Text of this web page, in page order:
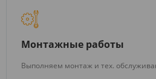
Монтажные работы
Выполняем монтаж и тех.